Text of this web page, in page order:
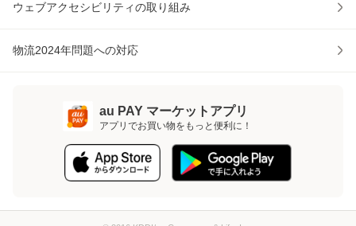
ウェブアクセシビリティの取り組み
物流2024年問題への対応
au PAY マーケットアプリ
アプリでお買い物をもっと便利に！